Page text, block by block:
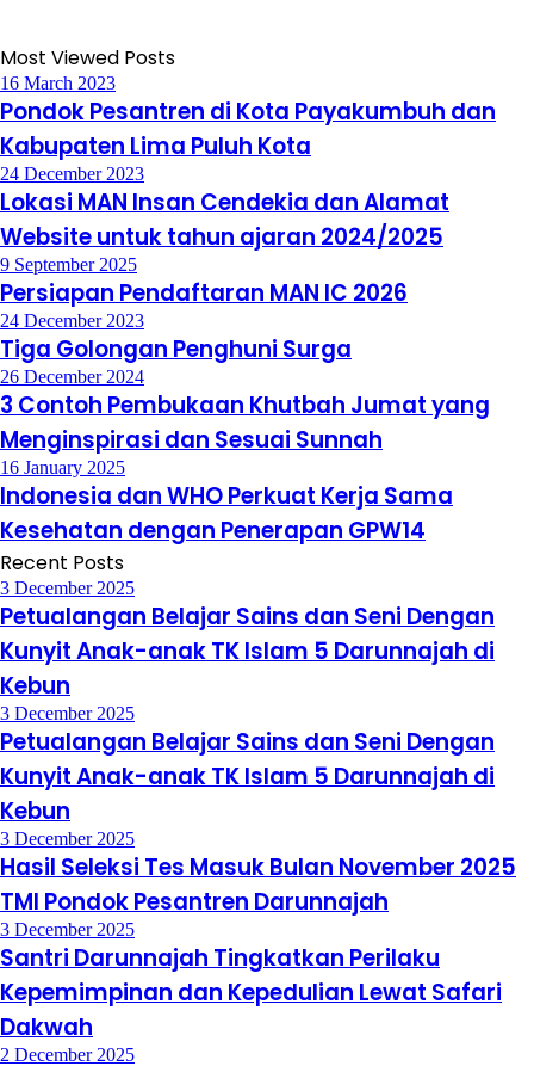
Most Viewed Posts
16 March 2023
Pondok Pesantren di Kota Payakumbuh dan
Kabupaten Lima Puluh Kota
24 December 2023
Lokasi MAN Insan Cendekia dan Alamat
Website untuk tahun ajaran 2024/2025
9 September 2025
Persiapan Pendaftaran MAN IC 2026
24 December 2023
Tiga Golongan Penghuni Surga
26 December 2024
3 Contoh Pembukaan Khutbah Jumat yang
Menginspirasi dan Sesuai Sunnah
16 January 2025
Indonesia dan WHO Perkuat Kerja Sama
Kesehatan dengan Penerapan GPW14
Recent Posts
3 December 2025
Petualangan Belajar Sains dan Seni Dengan
Kunyit Anak-anak TK Islam 5 Darunnajah di
Kebun
3 December 2025
Petualangan Belajar Sains dan Seni Dengan
Kunyit Anak-anak TK Islam 5 Darunnajah di
Kebun
3 December 2025
Hasil Seleksi Tes Masuk Bulan November 2025
TMI Pondok Pesantren Darunnajah
3 December 2025
Santri Darunnajah Tingkatkan Perilaku
Kepemimpinan dan Kepedulian Lewat Safari
Dakwah
2 December 2025